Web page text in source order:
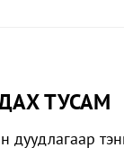
ТУСАМ
дуудлагаар